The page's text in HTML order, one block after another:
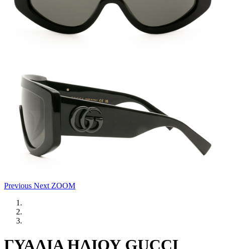
Previous Next ZOOM
ΓΥΑΛΙΑ ΗΛΙΟΥ GUCCI